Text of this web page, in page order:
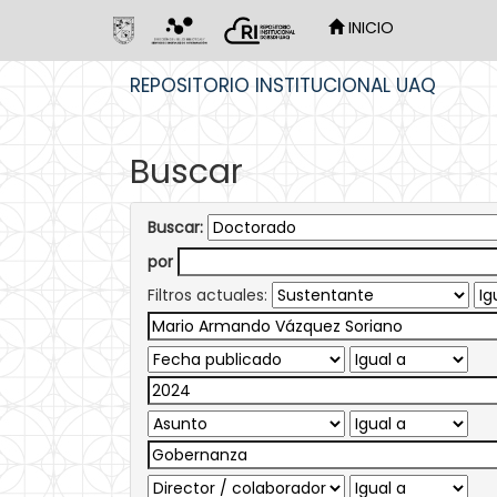
INICIO
REPOSITORIO INSTITUCIONAL UAQ
Buscar
Buscar:
por
Filtros actuales: